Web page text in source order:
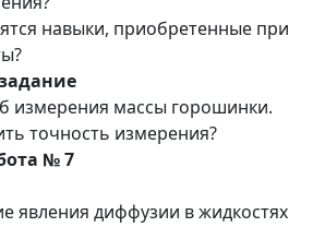
навыки, приобретенные при
измерения массы горошинки.
точность измерения?
№ 7
явления диффузии в жидкостях